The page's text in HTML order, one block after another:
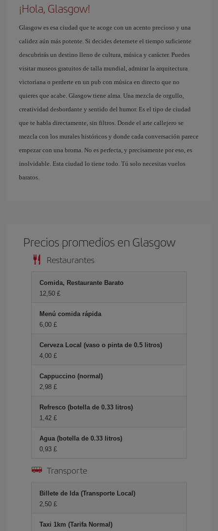
¡Hola, Glasgow!
Glasgow es esa ciudad que te acoge con un acento precioso y una
calidez aún más potente. Si decides deternete el tiempo suficiente
descubrirás un destino lleno de cultura, música y carácter. Puedes
visitar museos gratuitos de talla mundial, admirar la arquitectura
victoriana o perderte en un pub con música en directo que no
quieres que acabe. Glasgow tiene alma. Una mezcla de orgullo,
creatividad desbordante y sentido del humor. Es el tipo de ciudad
que te habla directamente, sin filtros. Donde el arte callejero se
mezcla con los murales históricos y donde cada conversación parece
empezar con una broma. No es perfecta, y precisamente por eso, es
inolvidable. Esta ciudad lo tiene todo. Tú solo necesitas vuelos
baratos.
Precios promedios en Glasgow
Restaurantes
Comida, Restaurante Barato
12,50 £
Menú comida rápida
6,00 £
Cerveza Local (vaso o pinta de 0.5 litros)
4,00 £
Cappuccino (normal)
2,98 £
Refresco (botella de 0.33 litros)
1,42 £
Agua (botella de 0.33 litros)
0,93 £
Transporte
Billete de Ida (Transporte Local)
2,50 £
Taxi 1km (Tarifa Normal)